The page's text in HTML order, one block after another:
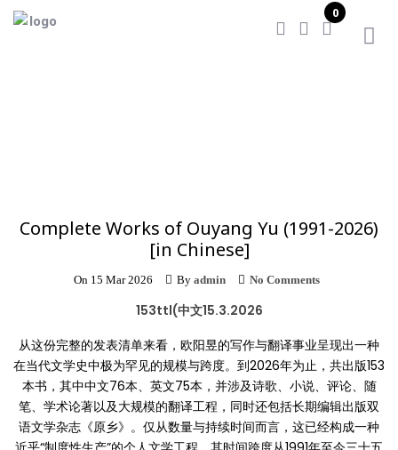
0
Complete Works of Ouyang Yu (1991-2026)
[in Chinese]
On 15 Mar 2026 By admin No Comments
153ttl(中文15.3.2026
从这份完整的发表清单来看，欧阳昱的写作与翻译事业呈现出一种
在当代文学史中极为罕见的规模与跨度。到2026年为止，共出版153
本书，其中中文76本、英文75本，并涉及诗歌、小说、评论、随
笔、学术论著以及大规模的翻译工程，同时还包括长期编辑出版双
语文学杂志《原乡》。仅从数量与持续时间而言，这已经构成一种